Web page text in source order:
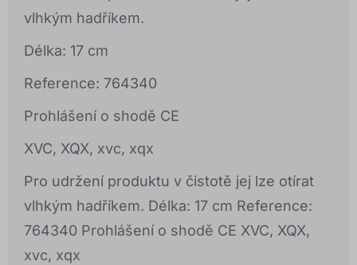
vlhkým hadříkem.
Délka: 17 cm
Reference: 764340
Prohlášení o shodě CE
XVC, XQX, xvc, xqx
Pro udržení produktu v čistotě jej lze otírat
vlhkým hadříkem. Délka: 17 cm Reference:
764340 Prohlášení o shodě CE XVC, XQX,
xvc, xqx